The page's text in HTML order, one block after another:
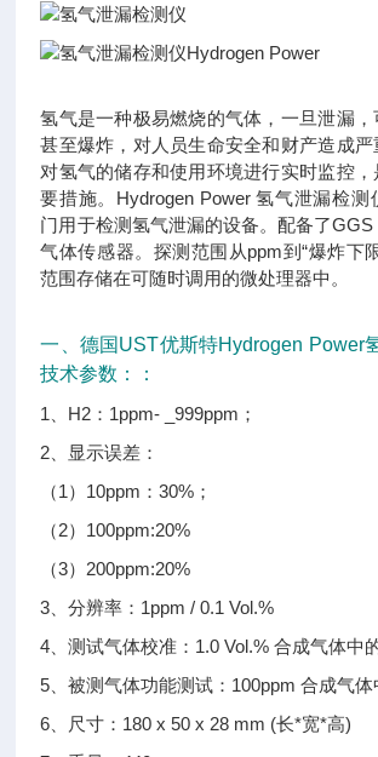
氢气是一种极易燃烧的气体，一旦泄漏
甚至爆炸，对人员生命安全和财产造成严
对氢气的储存和使用环境进行实时监控
要措施。Hydrogen Power 氢气泄漏检测
门用于检测氢气泄漏的设备。配备了GGS
气体传感器。探测范围从ppm到“爆炸下
范围存储在可随时调用的微处理器中。
一、德国UST优斯特Hydrogen Power
技术参数：：
1、H2：1ppm- _999ppm；
2、显示误差：
（1）10ppm：30%；
（2）100ppm:20%
（3）200ppm:20%
3、分辨率：1ppm / 0.1 Vol.%
4、测试气体校准：1.0 Vol.% 合成气体中
5、被测气体功能测试：100ppm 合成气
6、尺寸：180 x 50 x 28 mm (长*宽*高)